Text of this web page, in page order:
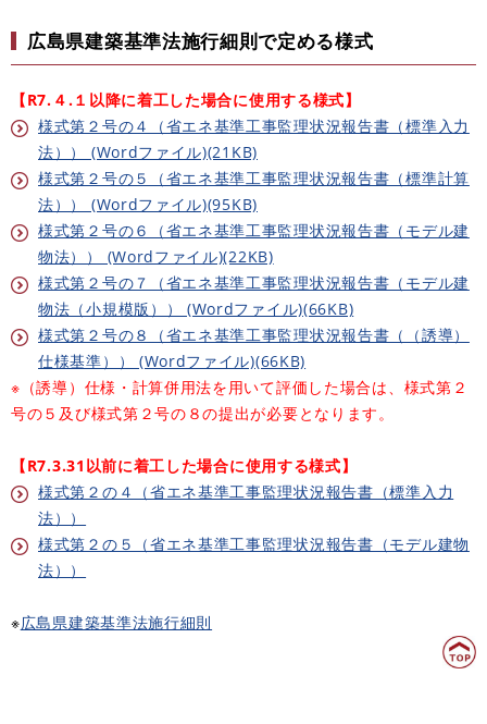
広島県建築基準法施行細則で定める様式
【R7.４.１以降に着工した場合に使用する様式】​
様式第２号の４（省エネ基準工事監理状況報告書（標準入力
法）） (Wordファイル)(21KB)
様式第２号の５（省エネ基準工事監理状況報告書（標準計算
法）） (Wordファイル)(95KB)
様式第２号の６（省エネ基準工事監理状況報告書（モデル建
物法）） (Wordファイル)(22KB)
様式第２号の７（省エネ基準工事監理状況報告書（モデル建
物法（小規模版）） (Wordファイル)(66KB)
様式第２号の８（省エネ基準工事監理状況報告書（（誘導）
仕様基準）） (Wordファイル)(66KB)
※（誘導）仕様・計算併用法を用いて評価した場合は、様式第２
号の５及び様式第２号の８の提出が必要となります。
【R7.3.31以前に着工した場合に使用する様式】
様式第２の４（省エネ基準工事監理状況報告書（標準入力
法））
様式第２の５（省エネ基準工事監理状況報告書（モデル建物
法））
※広島県建築基準法施行細則